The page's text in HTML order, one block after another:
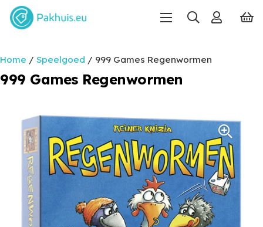
Home / Speelgoed / 999 Games Regenwormen
999 Games Regenwormen